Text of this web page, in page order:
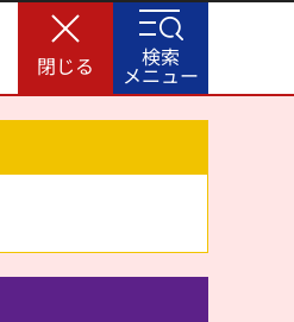
閉じる 検索
メニュー